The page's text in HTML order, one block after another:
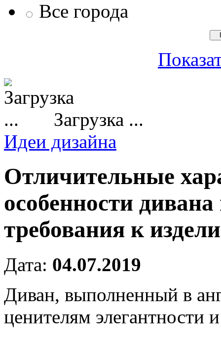
Все города
Загрузка ...
Идеи дизайна
Отличительные
особенности
требования к
Дата: 04.07.2019
Диван, выполненный в
ценителям элегантности